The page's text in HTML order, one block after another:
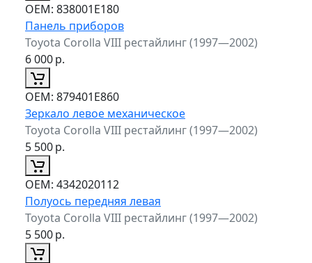
ОЕМ: 838001E180
Панель приборов
Toyota Corolla VIII рестайлинг (1997—2002)
6 000р.
ОЕМ: 879401E860
Зеркало левое механическое
Toyota Corolla VIII рестайлинг (1997—2002)
5 500р.
ОЕМ: 4342020112
Полуось передняя левая
Toyota Corolla VIII рестайлинг (1997—2002)
5 500р.